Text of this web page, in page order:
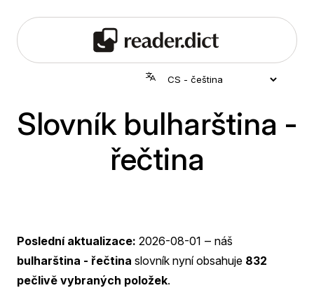
Slovník bulharština -
řečtina
Poslední aktualizace: 2026-08-01 ‒ náš
bulharština - řečtina slovník nyní obsahuje 832
pečlivě vybraných položek.